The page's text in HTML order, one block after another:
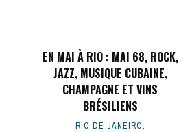
EN MAI À RIO : MAI 68, ROCK,
JAZZ, MUSIQUE CUBAINE,
CHAMPAGNE ET VINS
BRÉSILIENS
RIO DE JANEIRO,